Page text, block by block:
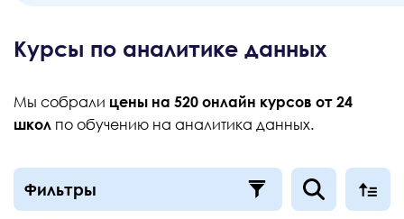
Курсы по аналитике данных
Мы собрали цены на 520 онлайн курсов от 24
школ по обучению на аналитика данных.
Convert Monster
Interra
Бруноям SF Education KARPOV.COURSES
OTUS
ProductStar
Стоимость(руб.)
Фильтры